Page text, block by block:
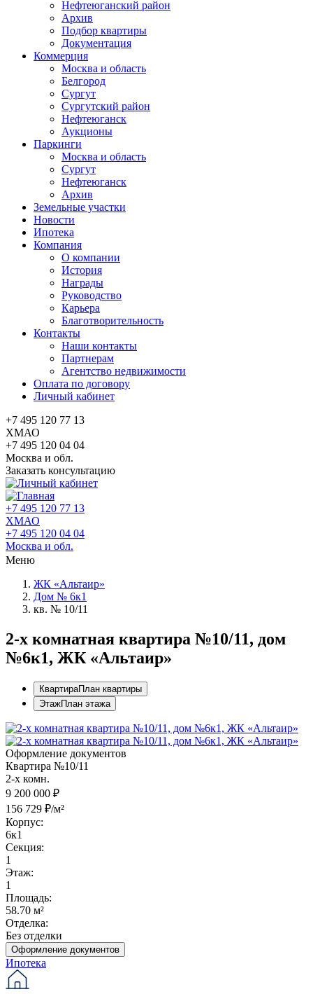
Нефтеюганский район
Архив
Подбор квартиры
Документация
Коммерция
Москва и область
Белгород
Сургут
Сургутский район
Нефтеюганск
Аукционы
Паркинги
Москва и область
Сургут
Нефтеюганск
Архив
Земельные участки
Новости
Ипотека
Компания
О компании
История
Награды
Руководство
Карьера
Благотворительность
Контакты
Наши контакты
Партнерам
Агентство недвижимости
Оплата по договору
Личный кабинет
+7 495 120 77 13
ХМАО
+7 495 120 04 04
Москва и обл.
Заказать консультацию
+7 495 120 77 13
ХМАО
+7 495 120 04 04
Москва и обл.
Меню
ЖК «Альтаир»
Дом № 6к1
кв. № 10/11
2-x комнатная квартира №10/11, дом
№6к1, ЖК «Альтаир»
КвартираПлан квартиры
ЭтажПлан этажа
Оформление документов
Квартира №10/11
2-х комн.
9 200 000 ₽
156 729 ₽/м²
Корпус:
6к1
Секция:
1
Этаж:
1
Площадь:
58.70 м²
Отделка:
Без отделки
Оформление документов
Ипотека